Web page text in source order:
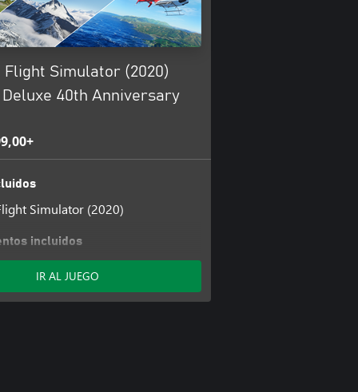
Flight Simulator (2020)
Deluxe 40th Anniversary
Simulator (2020)
incluidos
Deluxe Upgrade
IR AL JUEGO